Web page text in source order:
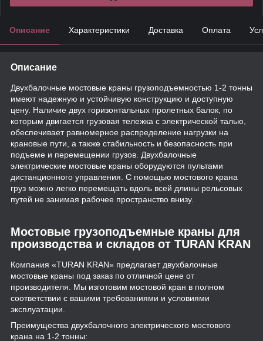
Описание Характеристики Доставка Оплата
Описание
Двухбалочные мостовые краны грузоподъемностью 1-2 тонны
имеют надежную и устойчивую конструкцию и доступную
цену. Наличие двух горизонтальных пролетных балок, по
которым двигается грузовая тележка с электрической талью,
обеспечивает равномерное распределение нагрузки на
крановые пути, а также стабильность и безопасность при
подъеме и перемещении грузов. Двухбалочные
электрические мостовые краны оборудуются пультами
дистанционного управления. С помощью мостового крана
груз можно легко перемещать вдоль всей длины рельсовых
путей не занимая рабочее пространство внизу.
Мостовые грузоподъемные краны для
производства и складов от TURAN KRAN
Компания «TURAN KRAN» предлагает двухбалочные
мостовые краны под заказ по отличной цене от
производителя. Мы изготовим мостовой кран в полном
соответствии с вашими требованиями и условиями
эксплуатации.
Преимущества двухбалочного электрического мостового
крана на 1-2 тонны: